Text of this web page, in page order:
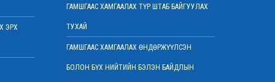
уралдаан зарлалаа
2022 оны 03 сарын 04
“Цэцэнсхолдинг” ХХК, “Цэцэнс майнинг энд
ЭРХ
ГАМШГААС ХАМГААЛАХ ТҮР ШТАБ БАЙГУУЛАХ
ТУХАЙ
ГАМШГААС ХАМГААЛАХ ӨНДӨРЖҮҮЛСЭН
БОЛОН БҮХ НИЙТИЙН БЭЛЭН БАЙДЛЫН